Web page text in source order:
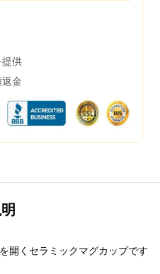
提供
金
開くセラミックマグカップです